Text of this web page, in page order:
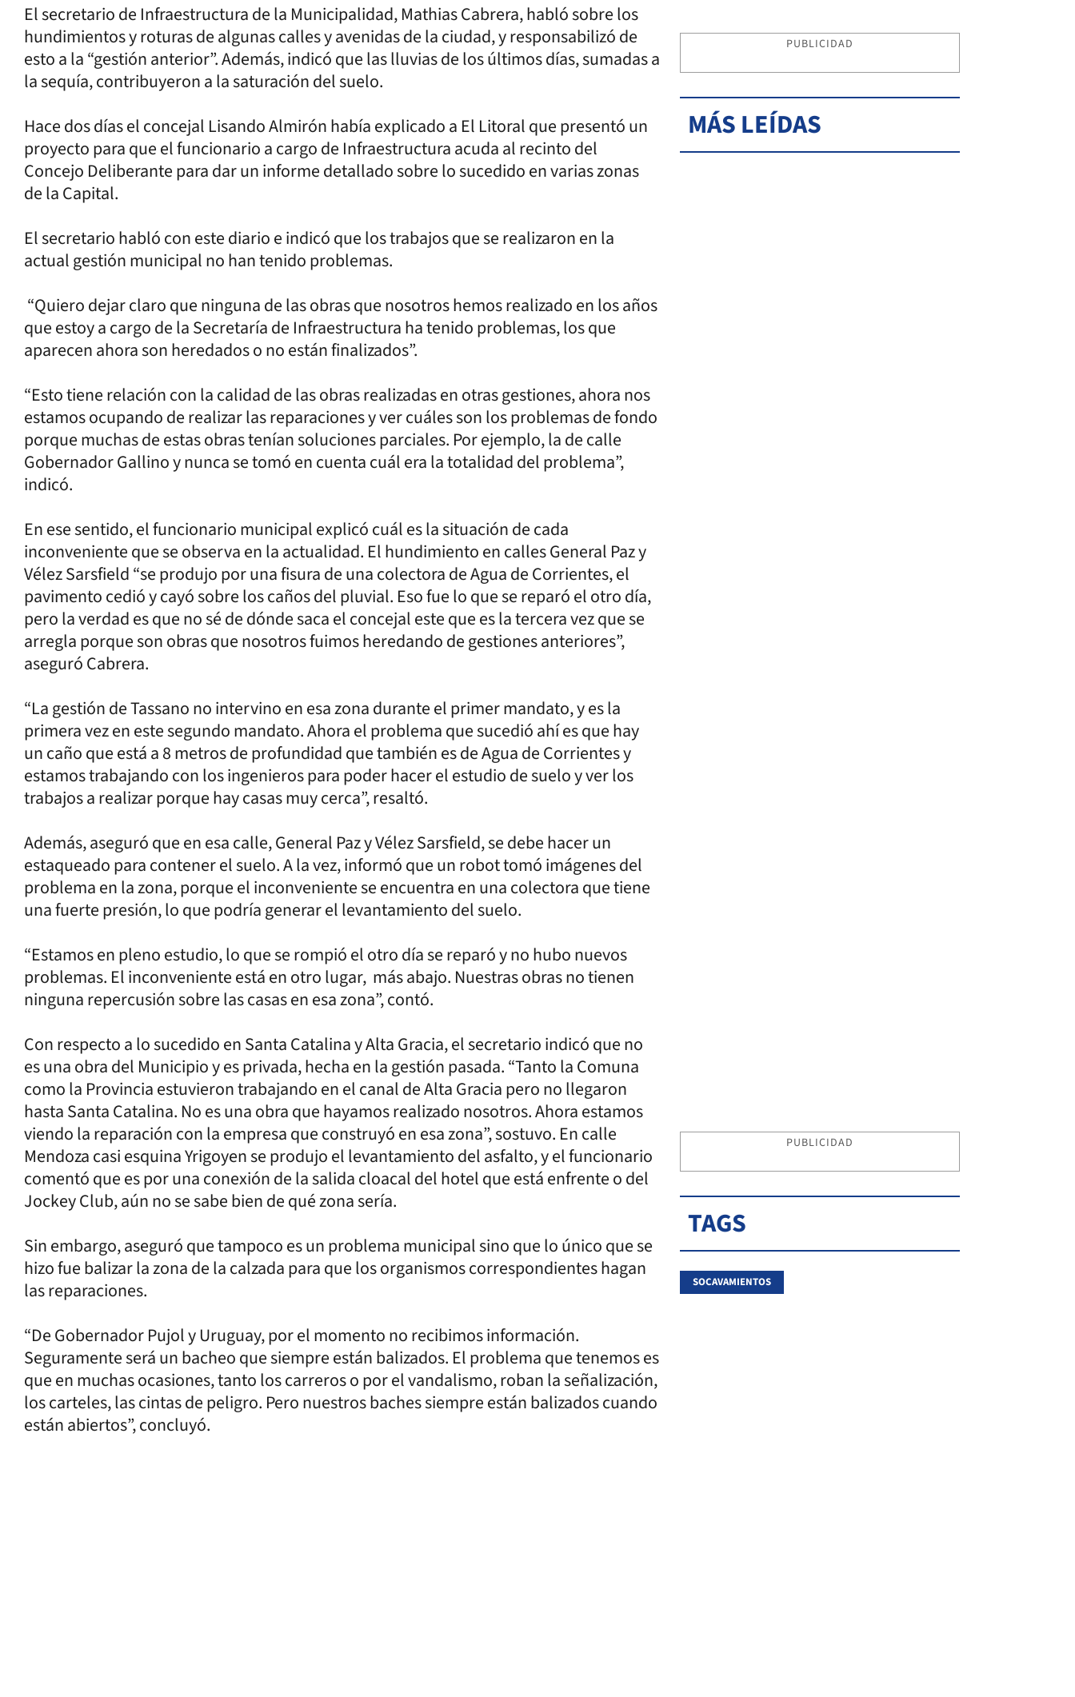
El secretario de Infraestructura de la Municipalidad, Mathias Cabrera, habló sobre los
hundimientos y roturas de algunas calles y avenidas de la ciudad, y responsabilizó de
esto a la “gestión anterior”. Además, indicó que las lluvias de los últimos días, sumadas a
la sequía, contribuyeron a la saturación del suelo.
Hace dos días el concejal Lisando Almirón había explicado a El Litoral que presentó un
proyecto para que el funcionario a cargo de Infraestructura acuda al recinto del
Concejo Deliberante para dar un informe detallado sobre lo sucedido en varias zonas
de la Capital.
El secretario habló con este diario e indicó que los trabajos que se realizaron en la
actual gestión municipal no han tenido problemas.
“Quiero dejar claro que ninguna de las obras que nosotros hemos realizado en los años
que estoy a cargo de la Secretaría de Infraestructura ha tenido problemas, los que
aparecen ahora son heredados o no están finalizados”.
“Esto tiene relación con la calidad de las obras realizadas en otras gestiones, ahora nos
estamos ocupando de realizar las reparaciones y ver cuáles son los problemas de fondo
porque muchas de estas obras tenían soluciones parciales. Por ejemplo, la de calle
Gobernador Gallino y nunca se tomó en cuenta cuál era la totalidad del problema”,
indicó.
En ese sentido, el funcionario municipal explicó cuál es la situación de cada
inconveniente que se observa en la actualidad. El hundimiento en calles General Paz y
Vélez Sarsfield “se produjo por una fisura de una colectora de Agua de Corrientes, el
pavimento cedió y cayó sobre los caños del pluvial. Eso fue lo que se reparó el otro día,
pero la verdad es que no sé de dónde saca el concejal este que es la tercera vez que se
arregla porque son obras que nosotros fuimos heredando de gestiones anteriores”,
aseguró Cabrera.
“La gestión de Tassano no intervino en esa zona durante el primer mandato, y es la
primera vez en este segundo mandato. Ahora el problema que sucedió ahí es que hay
un caño que está a 8 metros de profundidad que también es de Agua de Corrientes y
estamos trabajando con los ingenieros para poder hacer el estudio de suelo y ver los
trabajos a realizar porque hay casas muy cerca”, resaltó.
Además, aseguró que en esa calle, General Paz y Vélez Sarsfield, se debe hacer un
estaqueado para contener el suelo. A la vez, informó que un robot tomó imágenes del
problema en la zona, porque el inconveniente se encuentra en una colectora que tiene
una fuerte presión, lo que podría generar el levantamiento del suelo.
“Estamos en pleno estudio, lo que se rompió el otro día se reparó y no hubo nuevos
problemas. El inconveniente está en otro lugar, más abajo. Nuestras obras no tienen
ninguna repercusión sobre las casas en esa zona”, contó.
Con respecto a lo sucedido en Santa Catalina y Alta Gracia, el secretario indicó que no
es una obra del Municipio y es privada, hecha en la gestión pasada. “Tanto la Comuna
como la Provincia estuvieron trabajando en el canal de Alta Gracia pero no llegaron
hasta Santa Catalina. No es una obra que hayamos realizado nosotros. Ahora estamos
viendo la reparación con la empresa que construyó en esa zona”, sostuvo. En calle
Mendoza casi esquina Yrigoyen se produjo el levantamiento del asfalto, y el funcionario
comentó que es por una conexión de la salida cloacal del hotel que está enfrente o del
Jockey Club, aún no se sabe bien de qué zona sería.
Sin embargo, aseguró que tampoco es un problema municipal sino que lo único que se
hizo fue balizar la zona de la calzada para que los organismos correspondientes hagan
las reparaciones.
“De Gobernador Pujol y Uruguay, por el momento no recibimos información.
Seguramente será un bacheo que siempre están balizados. El problema que tenemos es
que en muchas ocasiones, tanto los carreros o por el vandalismo, roban la señalización,
los carteles, las cintas de peligro. Pero nuestros baches siempre están balizados cuando
están abiertos”, concluyó.
PUBLICIDAD
MÁS LEÍDAS
PUBLICIDAD
TAGS
SOCAVAMIENTOS